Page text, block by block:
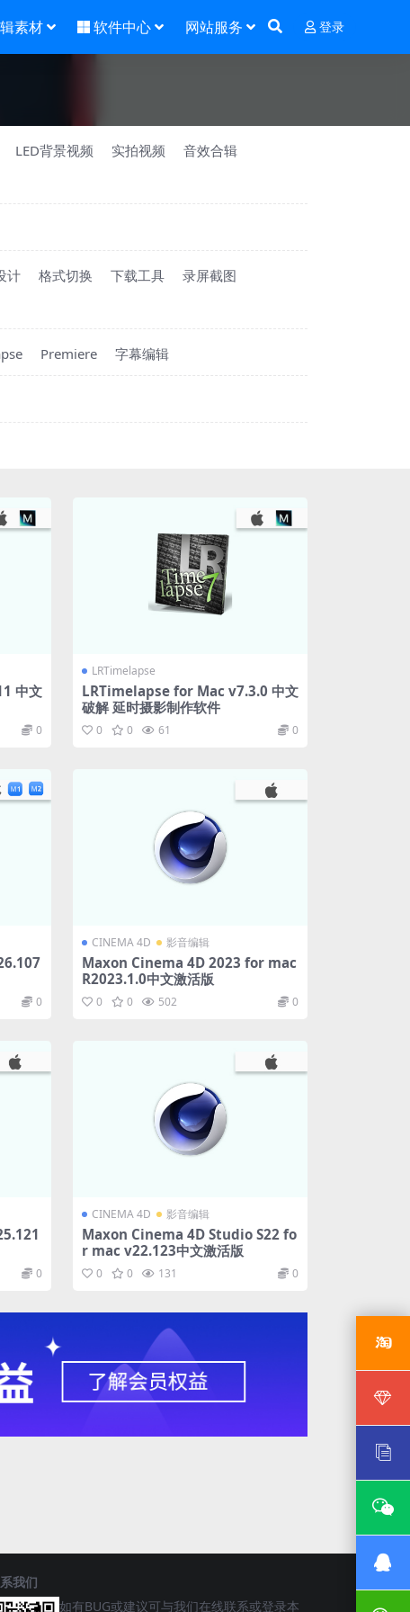
素材 软件中心 网站服务 登录
LED背景视频 实拍视频
音效合辑
计 格式切换 下载工具
录屏截图
Premiere 字幕编辑
中文
0
LRTimelapse
LRTimelapse for Mac v7.3.0 中文
破解 延时摄影制作软件
0 0 61 0
0
CINEMA 4D 影音编辑
Maxon Cinema 4D 2023 for mac
R2023.1.0中文激活版
0 0 502 0
0
CINEMA 4D 影音编辑
Maxon Cinema 4D Studio S22 fo
r mac v22.123中文激活版
0 0 131 0
我们
如有BUG或建议可与我们在线联系或登录本